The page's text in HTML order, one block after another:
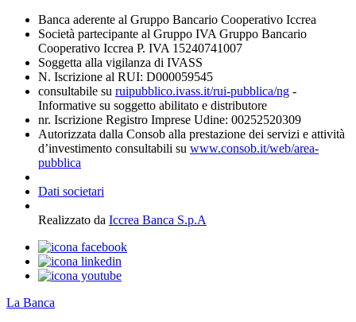
Banca aderente al Gruppo Bancario Cooperativo Iccrea
Società partecipante al Gruppo IVA Gruppo Bancario
Cooperativo Iccrea P. IVA 15240741007
Soggetta alla vigilanza di IVASS
N. Iscrizione al RUI: D000059545
consultabile su ruipubblico.ivass.it/rui-pubblica/ng -
Informative su soggetto abilitato e distributore
nr. Iscrizione Registro Imprese Udine: 00252520309
Autorizzata dalla Consob alla prestazione dei servizi e attività
d’investimento consultabili su www.consob.it/web/area-
pubblica
Dati societari
Realizzato da Iccrea Banca S.p.A
La Banca